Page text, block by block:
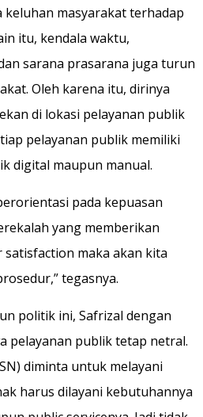
keluhan masyarakat terhadap
itu, kendala waktu,
sarana prasarana juga turun
Oleh karena itu, dirinya
di lokasi pelayanan publik
pelayanan publik memiliki
digital maupun manual.
pada kepuasan
yang memberikan
satisfaction maka akan kita
tegasnya.
politik ini, Safrizal dengan
pelayanan publik tetap netral.
diminta untuk melayani
harus dilayani kebutuhannya